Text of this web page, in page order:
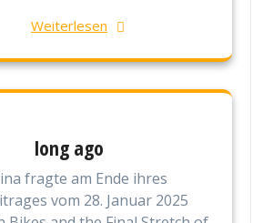
Weiterlesen
long ago
fragte am Ende ihres
vom 28. Januar 2025